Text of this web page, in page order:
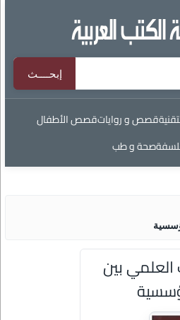
قصص و رواياتقصص الأطفال
صحة و طب
بين